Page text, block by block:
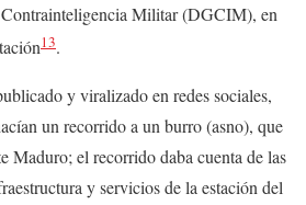
Militar (DGCIM), en
13.
y viralizado en redes sociales,
un recorrido a un burro (asno), que
Maduro; el recorrido daba cuenta de las
y servicios de la estación del